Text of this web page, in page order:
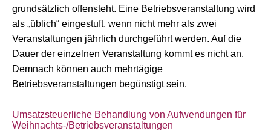
grundsätzlich offensteht. Eine Betriebsveranstaltung wird
als „üblich“ eingestuft, wenn nicht mehr als zwei
Veranstaltungen jährlich durchgeführt werden. Auf die
Dauer der einzelnen Veranstaltung kommt es nicht an.
Demnach können auch mehrtägige
Betriebsveranstaltungen begünstigt sein.
Umsatzsteuerliche Behandlung von Aufwendungen für
Weihnachts-/Betriebsveranstaltungen